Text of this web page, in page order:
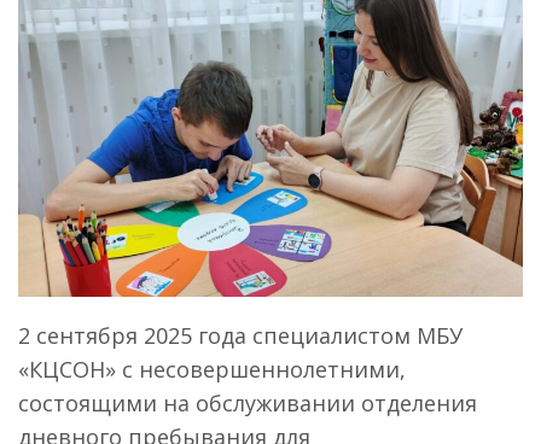
2 сентября 2025 года специалистом МБУ
«КЦСОН» с несовершеннолетними,
состоящими на обслуживании отделения
дневного пребывания для